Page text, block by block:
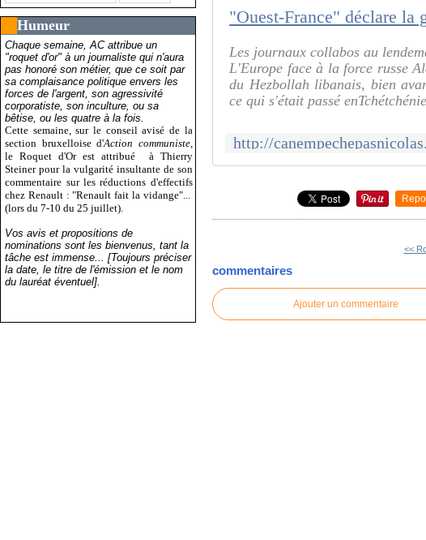
Humeur
Chaque semaine, AC attribue un
"roquet d'or" à un journaliste qui n'aura
pas honoré son métier, que ce soit par
sa complaisance politique envers les
forces de l'argent, son agressivité
corporatiste, son inculture, ou sa
bêtise, ou les quatre à la fois.
Cette semaine, sur le conseil avisé de la
section bruxelloise d'Action communiste,
le Roquet d'Or est attribué
à Thierry
Steiner pour la vulgarité insultante de son
commentaire sur les réductions d'effectifs
chez Renault : "Renault fait la vidange"...
(lors du 7-10 du 25 juillet).
Vos avis et propositions de
nominations sont les bienvenus, tant la
tâche est immense... [Toujours préciser
la date, le titre de l'émission et le nom
du lauréat éventuel].
Les journaux collabos au
L'Europe face à la force russe
du Hezbollah libanais, bien
ce qui s'était passé
<<
commentaires
Ajouter un commentaire